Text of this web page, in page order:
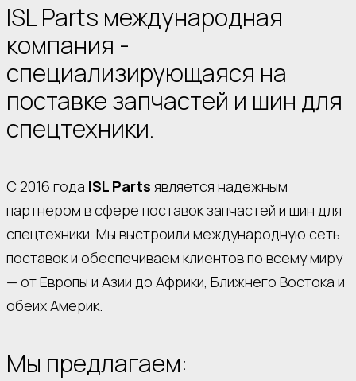
ISL Parts международная
компания -
специализирующаяся на
поставке запчастей и шин для
спецтехники.
С 2016 года ISL Parts является надежным
партнером в сфере поставок запчастей и шин для
спецтехники. Мы выстроили международную сеть
поставок и обеспечиваем клиентов по всему миру
— от Европы и Азии до Африки, Ближнего Востока и
обеих Америк.
Мы предлагаем: